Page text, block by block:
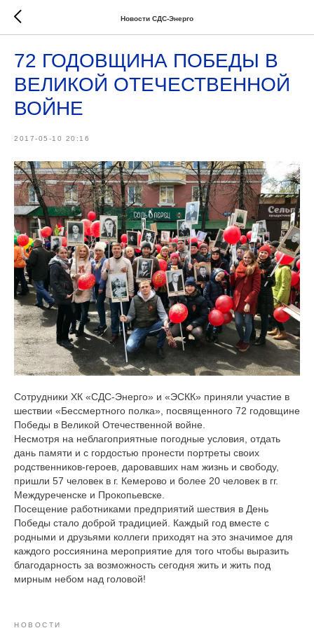
Новости СДС-Энерго
72 ГОДОВЩИНА ПОБЕДЫ В
ВЕЛИКОЙ ОТЕЧЕСТВЕННОЙ
ВОЙНЕ
2017-05-10 20:16
Сотрудники ХК «СДС-Энерго» и «ЭСКК» приняли участие в
шествии «Бессмертного полка», посвященного 72 годовщине
Победы в Великой Отечественной войне.
Несмотря на неблагоприятные погодные условия, отдать
дань памяти и с гордостью пронести портреты своих
родственников-героев, даровавших нам жизнь и свободу,
пришли 57 человек в г. Кемерово и более 20 человек в гг.
Междуреченске и Прокопьевске.
Посещение работниками предприятий шествия в День
Победы стало доброй традицией. Каждый год вместе с
родными и друзьями коллеги приходят на это значимое для
каждого россиянина мероприятие для того чтобы выразить
благодарность за возможность сегодня жить и жить под
мирным небом над головой!
НОВОСТИ